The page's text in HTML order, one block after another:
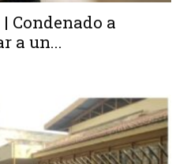
Condenado a
a un...